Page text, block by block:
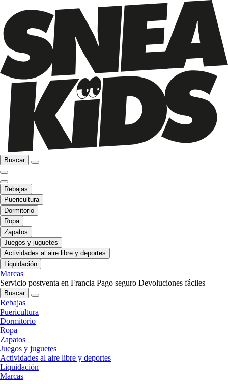
Buscar
Rebajas
Puericultura
Dormitorio
Ropa
Zapatos
Juegos y juguetes
Actividades al aire libre y deportes
Liquidación
Marcas
Servicio postventa en Francia Pago seguro Devoluciones fáciles
Buscar
Rebajas
Puericultura
Dormitorio
Ropa
Zapatos
Juegos y juguetes
Actividades al aire libre y deportes
Liquidación
Marcas